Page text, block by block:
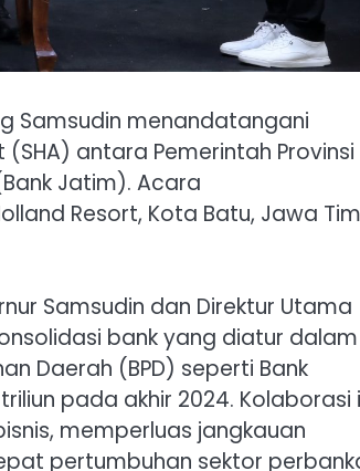
Samsudin menandatangani
antara Pemerintah Provinsi
Jatim). Acara
Resort, Kota Batu, Jawa
Samsudin dan Direktur Utama
bank yang diatur dalam
Daerah (BPD) seperti Bank
pada akhir 2024. Kolaborasi
memperluas jangkauan
pertumbuhan sektor